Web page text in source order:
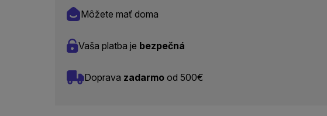
Môžete mať doma
Vaša platba je bezpečná
Doprava zadarmo od 500€